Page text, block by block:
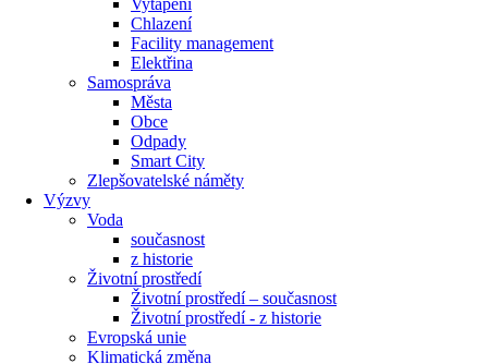
Chlazení
Facility management
Elektřina
Samospráva
Města
Obce
Odpady
Smart City
Zlepšovatelské náměty
Výzvy
Voda
současnost
z historie
Životní prostředí
Životní prostředí – současnost
Životní prostředí ​- z historie
Evropská unie
Klimatická změna